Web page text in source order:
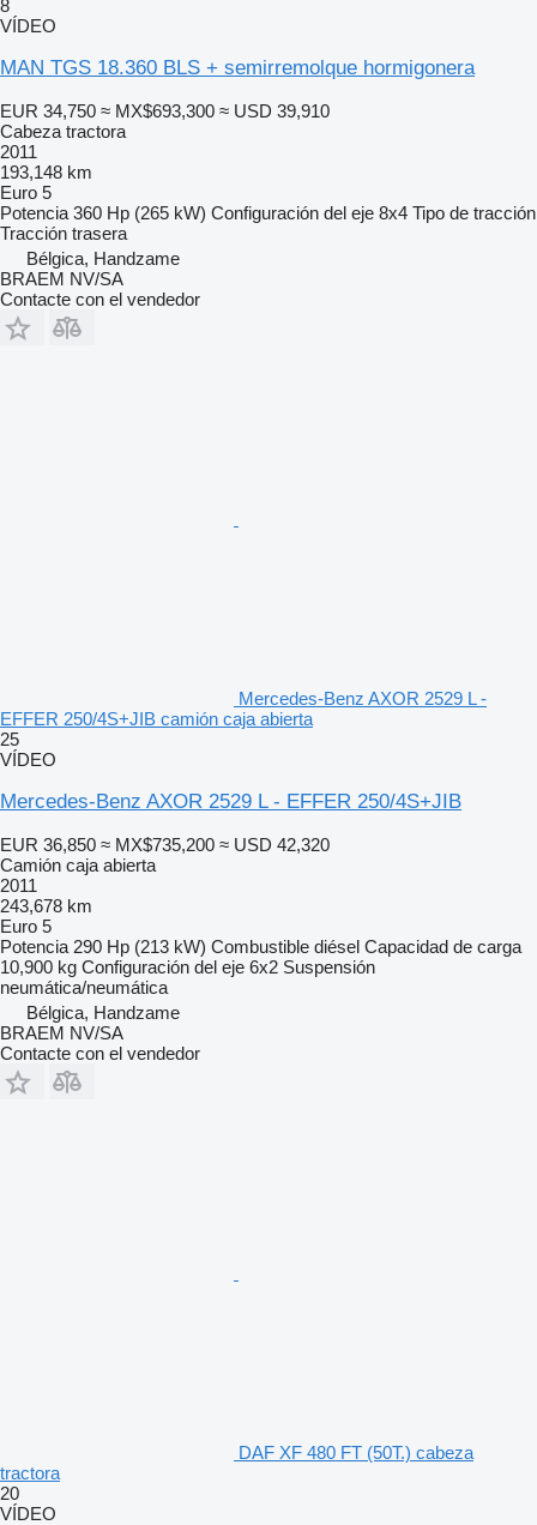
8
VÍDEO
MAN TGS 18.360 BLS + semirremolque hormigonera
EUR 34,750 ≈ MX$693,300 ≈ USD 39,910
Cabeza tractora
2011
193,148 km
Euro 5
Potencia 360 Hp (265 kW) Configuración del eje 8x4 Tipo de tracción
Tracción trasera
Bélgica, Handzame
BRAEM NV/SA
Contacte con el vendedor
Mercedes-Benz AXOR 2529 L -
EFFER 250/4S+JIB camión caja abierta
25
VÍDEO
Mercedes-Benz AXOR 2529 L - EFFER 250/4S+JIB
EUR 36,850 ≈ MX$735,200 ≈ USD 42,320
Camión caja abierta
2011
243,678 km
Euro 5
Potencia 290 Hp (213 kW) Combustible diésel Capacidad de carga
10,900 kg Configuración del eje 6x2 Suspensión
neumática/neumática
Bélgica, Handzame
BRAEM NV/SA
Contacte con el vendedor
DAF XF 480 FT (50T.) cabeza
tractora
20
VÍDEO